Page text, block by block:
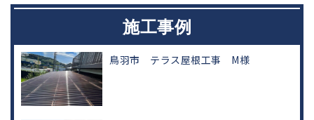
施工事例
鳥羽市 テラス屋根工事 M様